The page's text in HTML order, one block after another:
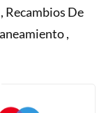
Recambios De
,